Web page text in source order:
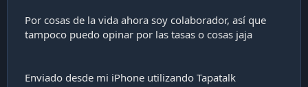
Por cosas de la vida ahora soy colaborador, así que
tampoco puedo opinar por las tasas o cosas jaja
Enviado desde mi iPhone utilizando Tapatalk